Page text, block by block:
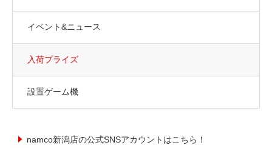
イベント&ニュース
入荷プライズ
設置ゲーム機
namco新潟店の公式SNSアカウントはこちら！